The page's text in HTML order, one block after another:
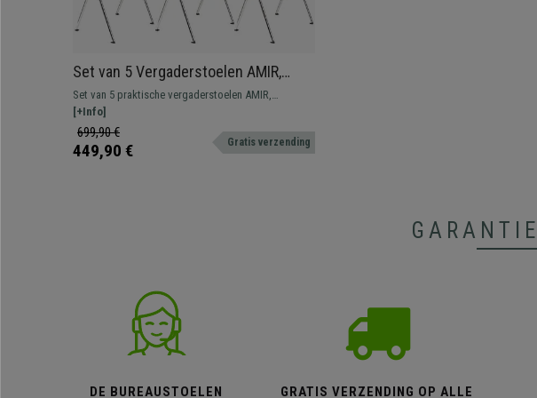
Set van 5 Vergaderstoelen AMIR,
Handig en Praktisch, Stapelbaar, Kleur
Beige
Set van 5 praktische vergaderstoelen AMIR,
spectaculair design om wachtkamers of
vergaderruimtes een modern karakter te geven.
Verkrijgbaar in verschillende kleuren.
[+Info]
699,90 €
449,90 € Gratis verzending
GARANTIE
DE BUREAUSTOELEN GRATIS VERZENDING OP ALLE